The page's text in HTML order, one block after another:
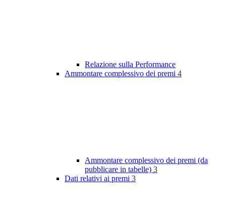
Relazione sulla Performance
Ammontare complessivo dei premi 4
Ammontare complessivo dei premi (da
pubblicare in tabelle) 3
Dati relativi ai premi 3